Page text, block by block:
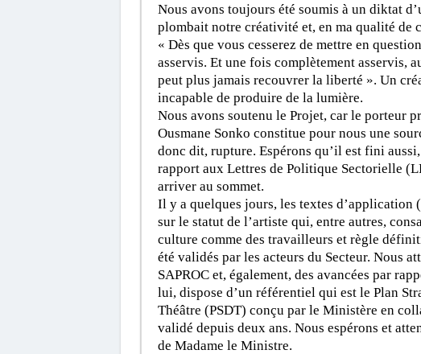
Nous avons toujours été soumis à un diktat
plombait notre créativité et, en ma qualité de
« Dès que vous cesserez de mettre en
asservis. Et une fois complètement asservis,
peut plus jamais recouvrer la liberté ». Un
incapable de produire de la lumière.
Nous avons soutenu le Projet, car le porteur
Ousmane Sonko constitue pour nous une
donc dit, rupture. Espérons qu’il est fini
rapport aux Lettres de Politique Sectorielle
arriver au sommet.
Il y a quelques jours, les textes d’application
sur le statut de l’artiste qui, entre autres,
culture comme des travailleurs et règle
été validés par les acteurs du Secteur. Nous
SAPROC et, également, des avancées par
lui, dispose d’un référentiel qui est le Plan
Théâtre (PSDT) conçu par le Ministère en
validé depuis deux ans. Nous espérons et
de Madame le Ministre.